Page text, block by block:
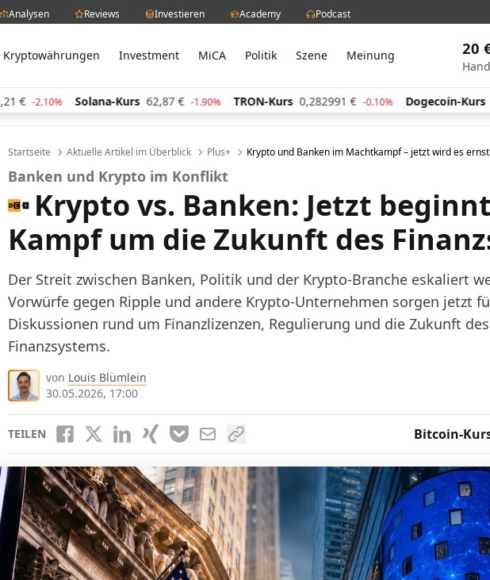
Analysen Reviews Investieren Academy Podcast
Kryptowährungen Investment MiCA Politik Szene Meinung 20
-2.10% Solana-Kurs 62,87 € -1.90% TRON-Kurs 0,282991 € -0.10% Dogecoin-Kurs
Startseite Aktuelle Artikel im Überblick Plus+ Krypto und Banken im Machtkampf – jetzt wird es ernst
Banken und Krypto im Konflikt
Krypto vs. Banken: Jetzt
Kampf um die Zukunft des
Der Streit zwischen Banken, Politik und der Krypto-Branche eskaliert
Vorwürfe gegen Ripple und andere Krypto-Unternehmen sorgen jetzt
Diskussionen rund um Finanzlizenzen, Regulierung und die Zukunft des
Finanzsystems.
von Louis Blümlein
30.05.2026, 17:00
TEILEN Bitcoin-